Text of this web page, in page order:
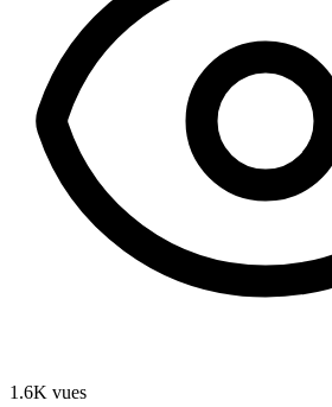
1.6K vues